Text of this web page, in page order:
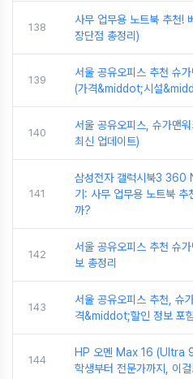
138
사무 업무용 노트북 추천!
장단점 총정리)
139
서울 공유오피스 추천 슈
(가격&middot;시설
140
서울 공유오피스, 슈가맨
최신 업데이트)
141
삼성전자 갤럭시북3
기: 사무 업무용 노트북
까?
142
서울 공유오피스 추천 슈
보 총정리
143
서울 공유오피스 추천, 슈
격&middot;할인 정보 포
144
HP 오멘 Max 16 (Ultra
학생부터 전문가까지, 이